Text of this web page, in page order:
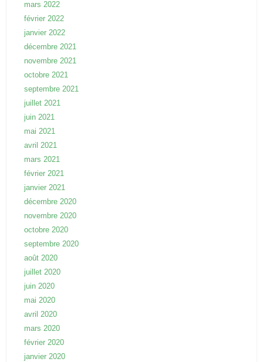
mars 2022
février 2022
janvier 2022
décembre 2021
novembre 2021
octobre 2021
septembre 2021
juillet 2021
juin 2021
mai 2021
avril 2021
mars 2021
février 2021
janvier 2021
décembre 2020
novembre 2020
octobre 2020
septembre 2020
août 2020
juillet 2020
juin 2020
mai 2020
avril 2020
mars 2020
février 2020
janvier 2020